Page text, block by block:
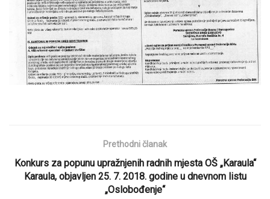
Prethodni članak
Konkurs za popunu upražnjenih radnih mjesta OŠ „Karaula“
Karaula, objavljen 25. 7. 2018. godine u dnevnom listu
„Oslobođenje“